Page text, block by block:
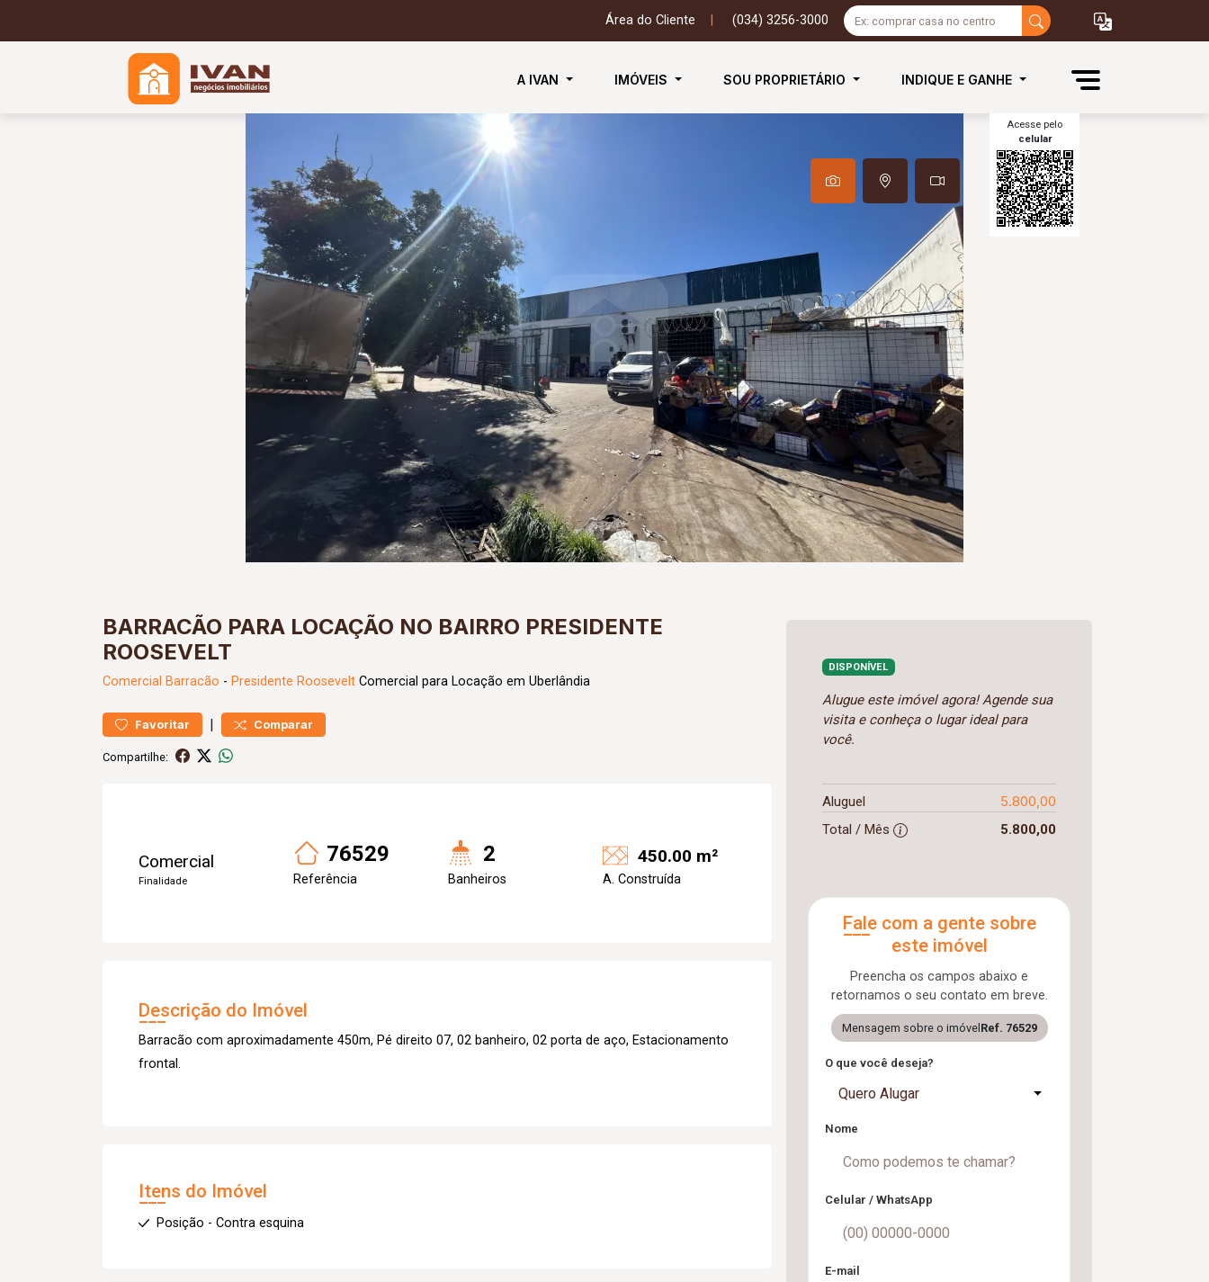
Área do Cliente (034) 3256-3000
A IVAN IMÓVEIS SOU PROPRIETÁRIO INDIQUE E GANHE
Acesse pelo
celular
BARRACÃO PARA LOCAÇÃO NO BAIRRO PRESIDENTE
ROOSEVELT
Comercial Barracão - Presidente Roosevelt Comercial para Locação em Uberlândia
Favoritar | Comparar
Compartilhe:
Comercial
Finalidade
76529
Referência
2
Banheiros
450.00 m²
A. Construída
Descrição do Imóvel
Barracão com aproximadamente 450m, Pé direito 07, 02 banheiro, 02 porta de aço, Estacionamento
frontal.
Itens do Imóvel
Posição - Contra esquina
DISPONÍVEL
Alugue este imóvel agora! Agende sua
visita e conheça o lugar ideal para
você.
Aluguel 5.800,00
Total / Mês 5.800,00
Fale com a gente sobre
este imóvel
Preencha os campos abaixo e
retornamos o seu contato em breve.
Mensagem sobre o imóvel Ref. 76529
O que você deseja?
Quero Alugar
Nome
Celular / WhatsApp
E-mail